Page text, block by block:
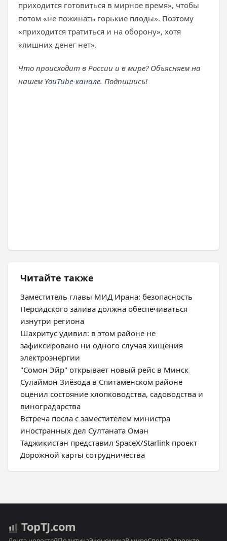
приходится готовиться в мирное время», чтобы
потом «не пожинать горькие плоды». Поэтому
«приходится тратиться и на оборону», хотя
«лишних денег нет».
Что происходит в России и в мире? Объясняем на
нашем YouTube-канале. Подпишись!
Читайте также
Заместитель главы МИД Ирана: безопасность
Персидского залива должна обеспечиваться
изнутри региона
Шахритус удивил: в этом районе не
зафиксировано ни одного случая хищения
электроэнергии
"Сомон Эйр" открывает новый рейс в Минск
Сулаймон Зиёзода в Спитаменском районе
оценил состояние хлопководства, садоводства и
виноградарства
Встреча посла с заместителем министра
иностранных дел Султаната Оман
Таджикистан представил SpaceX/Starlink проект
Дорожной карты сотрудничества
TopTJ.com